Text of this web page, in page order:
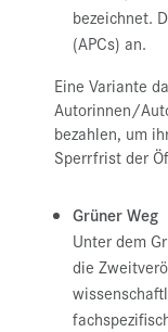
bezeichnet.
(APCs) an.
Eine Variante
Autorinnen/
bezahlen, um
Sperrfrist der
Grüner Weg
Unter dem
die